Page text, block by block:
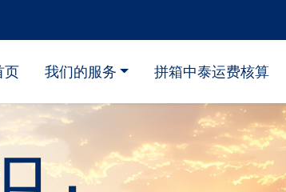
页 我们的服务 拼箱中泰运费核算
，